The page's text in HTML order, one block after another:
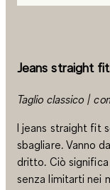
Jeans straight
Taglio classico |
I jeans straight fit
sbagliare. Vanno
dritto. Ciò
senza limitarti nei